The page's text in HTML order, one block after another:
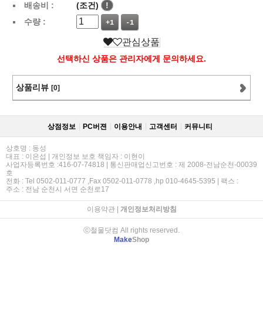
배송비 :
(조건)
!
수량 :
+1 -1
관심상품
선택하신 상품은 관리자에게 문의하세요.
상품리뷰 [0]
상점정보 PC버젼 이용안내 고객센터 커뮤니티
상호명 : 동성
대표 : 이은섭 | 개인정보 보호 책임자 : 이현이
사업자등록번호 :416-07-74818 | 통신판매업신고번호 : 제 2008-전남순천-00039
호
전화 : Tel 0502-011-0777 ,Fax 0502-011-0778 ,hp 010-4645-5395 | 팩스 :
주소 : 전남 순천시 서면 순천로17
이용약관| 개인정보처리방침
ⓒ철물닷컴 All rights reserved.
MakeShop